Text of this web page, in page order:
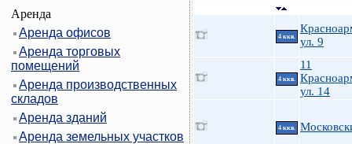
Аренда
Аренда офисов
Аренда торговых
помещений
Аренда производственных
складов
Аренда зданий
Аренда земельных участков
Приморский
Пушкинский
Фрунзенский
Центральный
4 ккв.
ул. 9
4 ккв.
11
ул. 14
4 ккв.